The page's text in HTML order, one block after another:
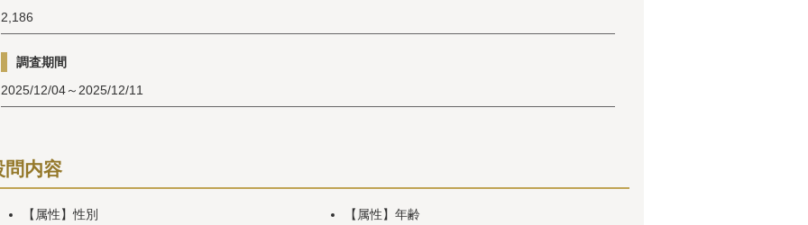
2,186
調査期間
2025/12/04～2025/12/11
問内容
【属性】性別
【属性】年齢